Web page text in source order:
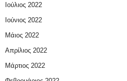
Ιούλιος 2022
Ιούνιος 2022
Μάιος 2022
Απρίλιος 2022
Μάρτιος 2022